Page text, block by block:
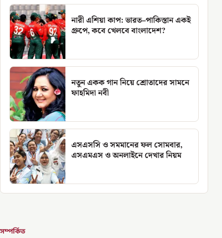
নারী এশিয়া কাপ: ভারত–পাকিস্তান একই
গ্রুপে, কবে খেলবে বাংলাদেশ?
নতুন একক গান নিয়ে শ্রোতাদের সামনে
ফাহমিদা নবী
এসএসসি ও সমমানের ফল সোমবার,
এসএমএস ও অনলাইনে দেখার নিয়ম
সম্পর্কিত